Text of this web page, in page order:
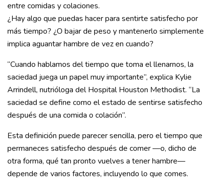
entre comidas y colaciones.
¿Hay algo que puedas hacer para sentirte satisfecho por
más tiempo? ¿O bajar de peso y mantenerlo simplemente
implica aguantar hambre de vez en cuando?
“Cuando hablamos del tiempo que toma el llenarnos, la
saciedad juega un papel muy importante”, explica Kylie
Arrindell, nutrióloga del Hospital Houston Methodist. “La
saciedad se define como el estado de sentirse satisfecho
después de una comida o colación”.
Esta definición puede parecer sencilla, pero el tiempo que
permaneces satisfecho después de comer —o, dicho de
otra forma, qué tan pronto vuelves a tener hambre—
depende de varios factores, incluyendo lo que comes.